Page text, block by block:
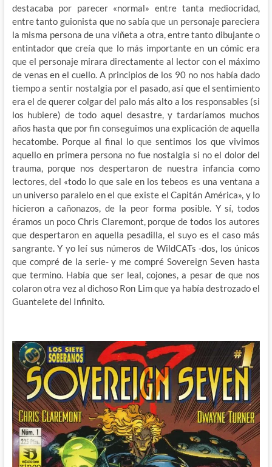
destacaba por parecer «normal» entre tanta mediocridad,
entre tanto guionista que no sabía que un personaje pareciera
la misma persona de una viñeta a otra, entre tanto dibujante o
entintador que creía que lo más importante en un cómic era
que el personaje mirara directamente al lector con el máximo
de venas en el cuello. A principios de los 90 no nos había dado
tiempo a sentir nostalgia por el pasado, así que el sentimiento
era el de querer colgar del palo más alto a los responsables (si
los hubiere) de todo aquel desastre, y tardaríamos muchos
años hasta que por fin conseguimos una explicación de aquella
hecatombe. Porque al final lo que sentimos los que vivimos
aquello en primera persona no fue nostalgia si no el dolor del
trauma, porque nos despertaron de nuestra infancia como
lectores, del «todo lo que sale en los tebeos es una ventana a
un universo paralelo en el que existe el Capitán América», y lo
hicieron a cañonazos, de la peor forma posible. Y sí, todos
éramos un poco Chris Claremont, porque de todos los autores
que despertaron en aquella pesadilla, el suyo es el caso más
sangrante. Y yo leí sus números de WildCATs -dos, los únicos
que compré de la serie- y me compré Sovereign Seven hasta
que termino. Había que ser leal, cojones, a pesar de que nos
colaron otra vez al dichoso Ron Lim que ya había destrozado el
Guantelete del Infinito.